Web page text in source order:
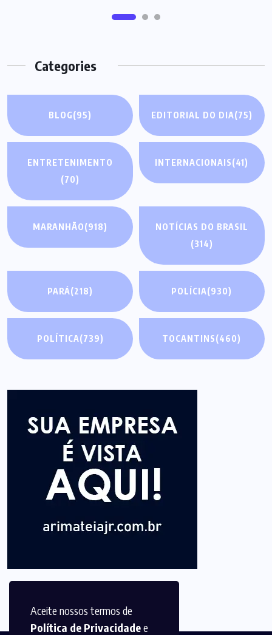
Aceite nossos termos de
Política de Privacidadee
Categories
BLOG(95) EDITORIAL DO DIA(75)
ENTRETENIMENTO
(70)
INTERNACIONAIS(41)
MARANHÃO(918)
NOTÍCIAS DO BRASIL
(314)
PARÁ(218) POLÍCIA(930)
POLÍTICA(739) TOCANTINS(460)